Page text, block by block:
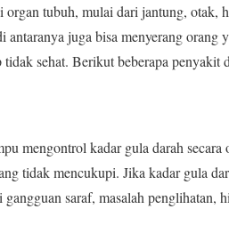
organ tubuh, mulai dari jantung,
juga bisa menyerang orang
sehat. Berikut beberapa penyakit
mengontrol kadar gula darah
tidak mencukupi. Jika kadar gula
saraf, masalah penglihatan,